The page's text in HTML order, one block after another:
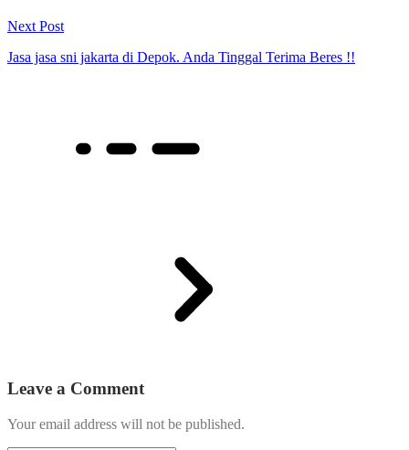
Next Post
Jasa jasa sni jakarta di Depok. Anda Tinggal Terima Beres !!
Leave a Comment
Your email address will not be published.